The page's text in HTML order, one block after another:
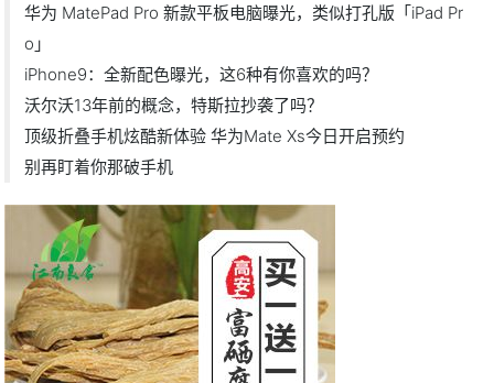
华为 MatePad Pro 新款平板电脑曝光，类似打孔版「iPad Pr
o」
iPhone9：全新配色曝光，这6种有你喜欢的吗？
沃尔沃13年前的概念，特斯拉抄袭了吗？
顶级折叠手机炫酷新体验 华为Mate Xs今日开启预约
别再盯着你那破手机